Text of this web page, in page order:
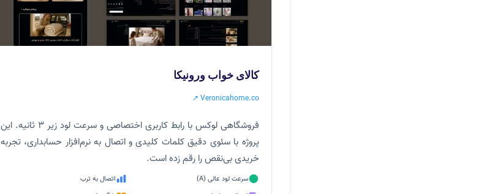
کالای خواب ورونیکا
Veronicahome.co ↗
فروشگاهی لوکس با رابط کاربری اختصاصی و سرعت لود زیر ۳ ثانیه. این
پروژه با سئوی دقیق کلمات کلیدی و اتصال به نرم‌افزار حسابداری، تجربه
خریدی بی‌نقص را رقم زده است.
سرعت لود عالی (A)
اتصال به ترب